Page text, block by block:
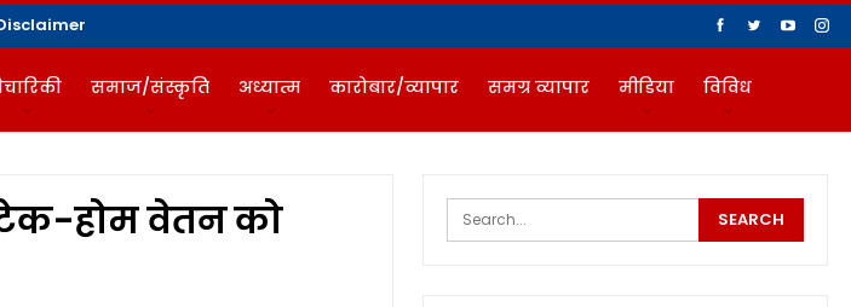
समाज/संस्कृति अध्यात्म कारोबार/व्यापार समग्र व्यापार मीडिया विविध
होम वेतन को